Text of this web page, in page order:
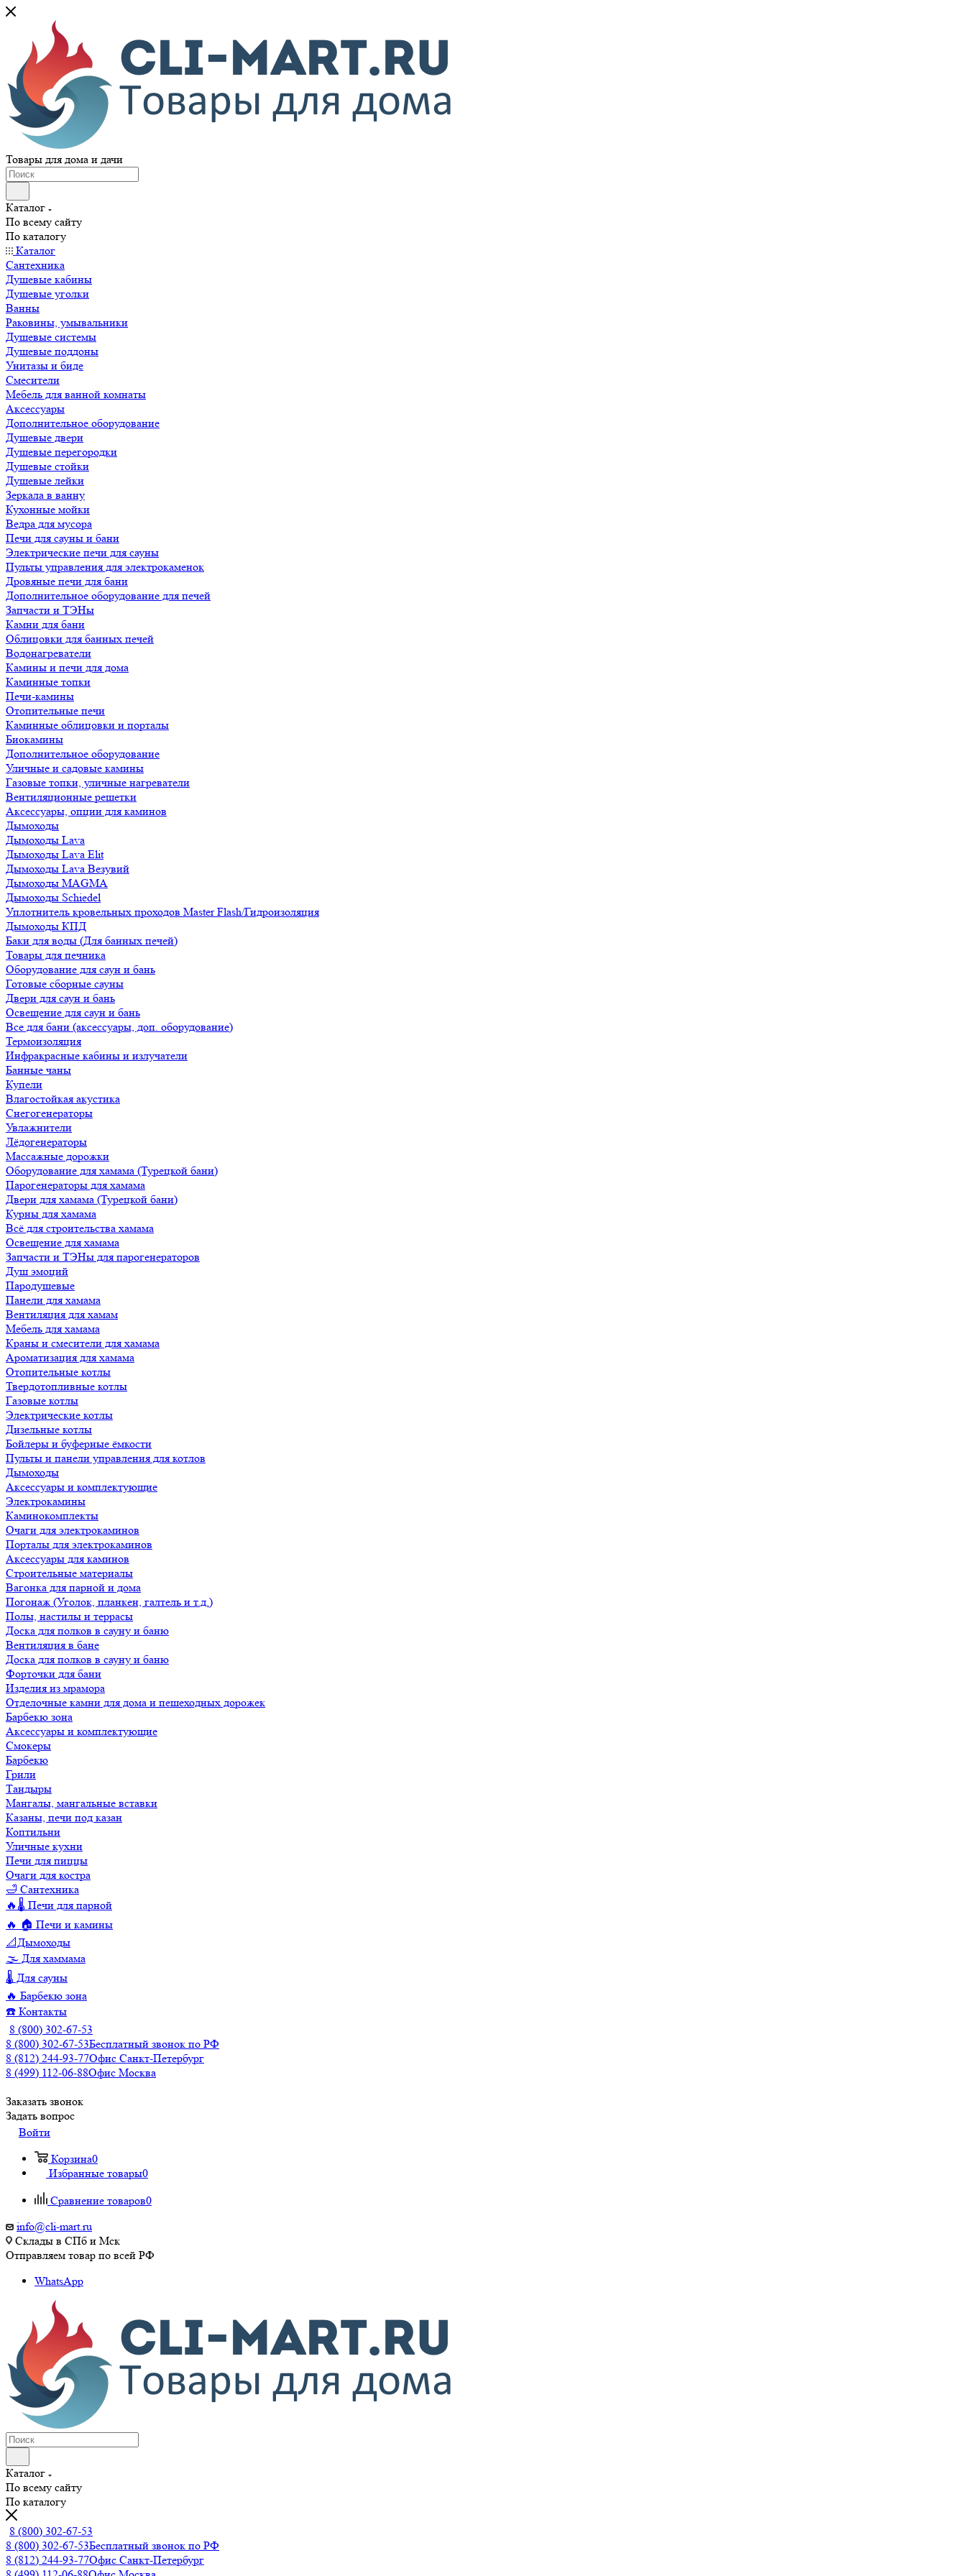
Товары для дома и дачи
Каталог
По всему сайту
По каталогу
Каталог
Сантехника
Душевые кабины
Душевые уголки
Ванны
Раковины, умывальники
Душевые системы
Душевые поддоны
Унитазы и биде
Смесители
Мебель для ванной комнаты
Аксессуары
Дополнительное оборудование
Душевые двери
Душевые перегородки
Душевые стойки
Душевые лейки
Зеркала в ванну
Кухонные мойки
Ведра для мусора
Печи для сауны и бани
Электрические печи для сауны
Пульты управления для электрокаменок
Дровяные печи для бани
Дополнительное оборудование для печей
Запчасти и ТЭНы
Камни для бани
Облицовки для банных печей
Водонагреватели
Камины и печи для дома
Каминные топки
Печи-камины
Отопительные печи
Каминные облицовки и порталы
Биокамины
Дополнительное оборудование
Уличные и садовые камины
Газовые топки, уличные нагреватели
Вентиляционные решетки
Аксессуары, опции для каминов
Дымоходы
Дымоходы Lava
Дымоходы Lava Elit
Дымоходы Lava Везувий
Дымоходы MAGMA
Дымоходы Schiedel
Уплотнитель кровельных проходов Master Flash/Гидроизоляция
Дымоходы КПД
Баки для воды (Для банных печей)
Товары для печника
Оборудование для саун и бань
Готовые сборные сауны
Двери для саун и бань
Освещение для саун и бань
Все для бани (аксессуары, доп. оборудование)
Термоизоляция
Инфракрасные кабины и излучатели
Банные чаны
Купели
Влагостойкая акустика
Снегогенераторы
Увлажнители
Лёдогенераторы
Массажные дорожки
Оборудование для хамама (Турецкой бани)
Парогенераторы для хамама
Двери для хамама (Турецкой бани)
Курны для хамама
Всё для строительства хамама
Освещение для хамама
Запчасти и ТЭНы для парогенераторов
Душ эмоций
Пародушевые
Панели для хамама
Вентиляция для хамам
Мебель для хамама
Краны и смесители для хамама
Ароматизация для хамама
Отопительные котлы
Твердотопливные котлы
Газовые котлы
Электрические котлы
Дизельные котлы
Бойлеры и буферные ёмкости
Пульты и панели управления для котлов
Дымоходы
Аксессуары и комплектующие
Электрокамины
Каминокомплекты
Очаги для электрокаминов
Порталы для электрокаминов
Аксессуары для каминов
Строительные материалы
Вагонка для парной и дома
Погонаж (Уголок, планкен, галтель и т.д.)
Полы, настилы и террасы
Доска для полков в сауну и баню
Вентиляция в бане
Доска для полков в сауну и баню
Форточки для бани
Изделия из мрамора
Отделочные камни для дома и пешеходных дорожек
Барбекю зона
Аксессуары и комплектующие
Смокеры
Барбекю
Грили
Тандыры
Мангалы, мангальные вставки
Казаны, печи под казан
Коптильни
Уличные кухни
Печи для пиццы
Очаги для костра
🛁 Сантехника
🔥🌡️ Печи для парной
🔥 🏠 Печи и камины
📐Дымоходы
🌫️ Для хаммама
🌡️ Для сауны
🔥 Барбекю зона
☎️ Контакты
8 (800) 302-67-53
8 (800) 302-67-53Бесплатный звонок по РФ
8 (812) 244-93-77Офис Санкт-Петербург
8 (499) 112-06-88Офис Москва
Заказать звонок
Задать вопрос
Войти
Корзина0
Избранные товары0
Сравнение товаров0
info@cli-mart.ru
Склады в СПб и Мск
Отправляем товар по всей РФ
WhatsApp
Каталог
По всему сайту
По каталогу
8 (800) 302-67-53
8 (800) 302-67-53Бесплатный звонок по РФ
8 (812) 244-93-77Офис Санкт-Петербург